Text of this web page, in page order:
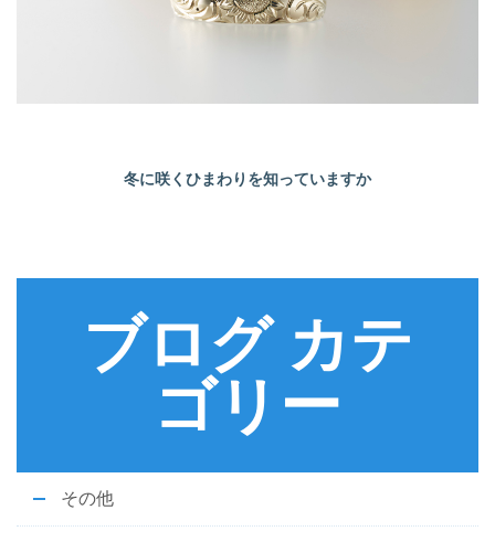
冬に咲くひまわりを知っていますか
ブログ カテ
ゴリー
その他